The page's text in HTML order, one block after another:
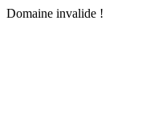
Domaine invalide !